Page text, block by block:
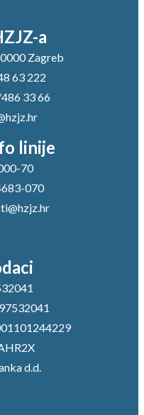
a
Zagreb
63 222
33 66
linije
70
070
d.d.